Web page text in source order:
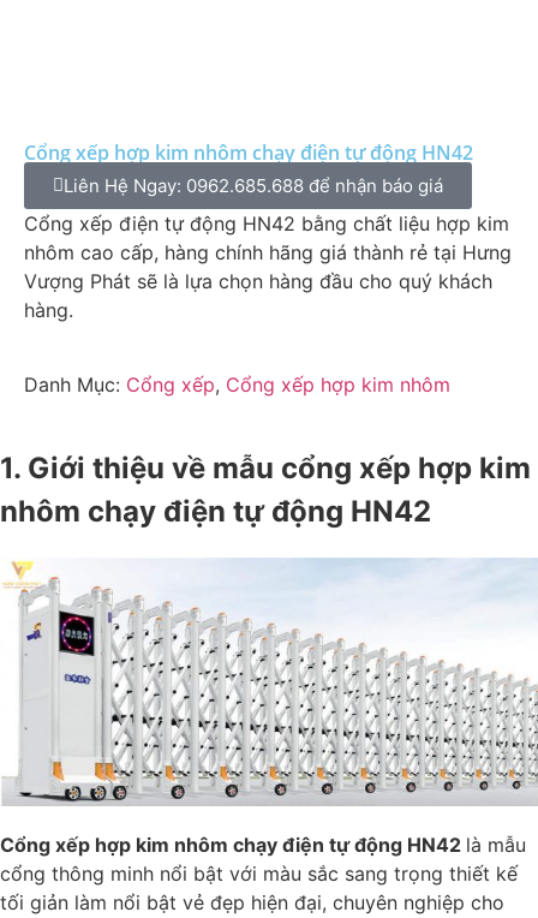
Cổng xếp hợp kim nhôm chạy điện tự động HN42
Liên Hệ Ngay: 0962.685.688 để nhận báo giá
Cổng xếp điện tự động HN42 bằng chất liệu hợp kim
nhôm cao cấp, hàng chính hãng giá thành rẻ tại Hưng
Vượng Phát sẽ là lựa chọn hàng đầu cho quý khách
hàng.
Danh Mục: Cổng xếp, Cổng xếp hợp kim nhôm
1. Giới thiệu về mẫu cổng xếp hợp kim
nhôm chạy điện tự động HN42
Cổng xếp hợp kim nhôm chạy điện tự động HN42 là mẫu
cổng thông minh nổi bật với màu sắc sang trọng thiết kế
tối giản làm nổi bật vẻ đẹp hiện đại, chuyên nghiệp cho